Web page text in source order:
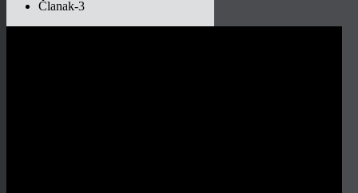
Članak-3